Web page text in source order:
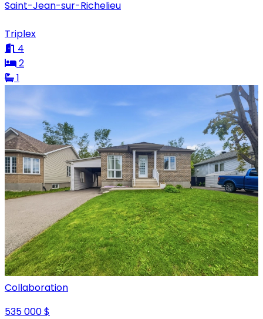
Saint-Jean-sur-Richelieu
Triplex
4
2
1
Collaboration
535 000 $